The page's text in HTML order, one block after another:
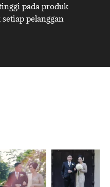
pada produk
pelanggan